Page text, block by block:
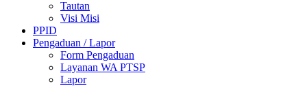
Tautan
Visi Misi
PPID
Pengaduan / Lapor
Form Pengaduan
Layanan WA PTSP
Lapor